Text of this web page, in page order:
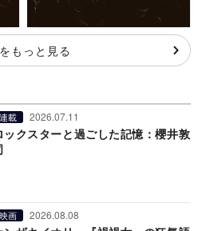
もっと見る
連載 2026.07.11
ックスターと過ごした記憶：櫻井敦
映画 2026.08.08